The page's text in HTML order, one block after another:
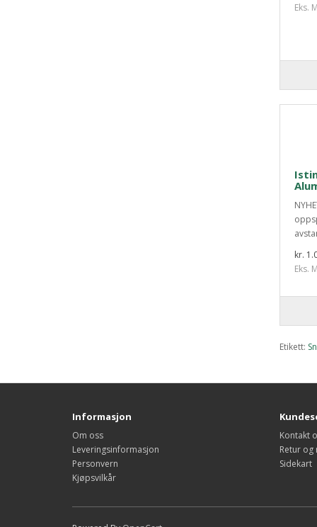
Eks.
kr.
Eks.
Etikett:
Informasjon
Om oss
Leveringsinformasjon
Personvern
Kjøpsvilkår
Kontakt
Retur og
Sidekart